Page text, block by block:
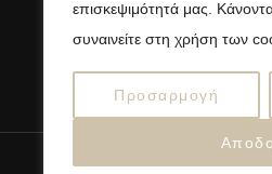
επισκεψιμότητά μας.
συναινείτε στη χρήση των
Προσαρμογή